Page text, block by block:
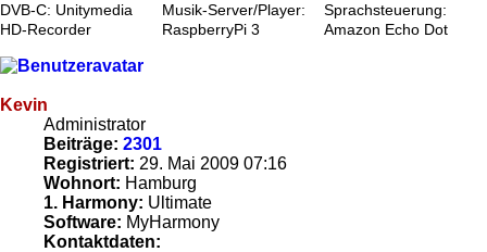
DVB-C: Unitymedia
HD-Recorder
Musik-Server/Player:
RaspberryPi 3
Sprachsteuerung:
Amazon Echo Dot
Kevin
Administrator
Beiträge: 2301
Registriert: 29. Mai 2009 07:16
Wohnort: Hamburg
1. Harmony: Ultimate
Software: MyHarmony
Kontaktdaten: